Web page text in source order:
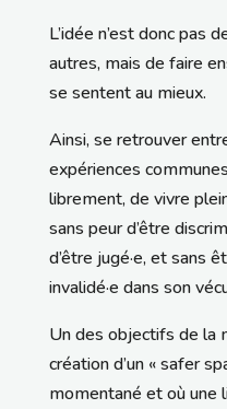
L’idée n’est donc pas
autres, mais de faire
se sentent au mieux.
Ainsi, se retrouver
expériences
librement, de vivre
sans peur d’être
d’être jugé·e, et sans
invalidé·e dans son
Un des objectifs de la
création d’un « safer
momentané et où